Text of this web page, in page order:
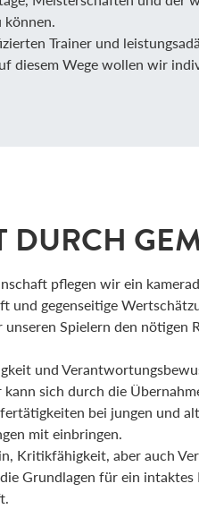
können.
Trainer und
diesem Wege wollen wir
DURCH
pflegen wir ein
und gegenseitige
Spielern den nötigen
und
sich durch die
bei jungen und
mit einbringen.
Kritikfähigkeit, aber auch
Grundlagen für ein